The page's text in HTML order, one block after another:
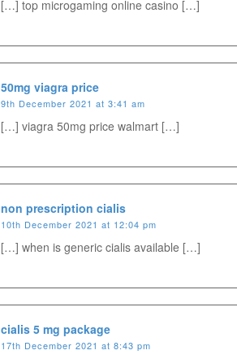
[…] top microgaming online casino […]
50mg viagra price
9th December 2021 at 3:41 am
[…] viagra 50mg price walmart […]
non prescription cialis
10th December 2021 at 12:04 pm
[…] when is generic cialis available […]
cialis 5 mg package
17th December 2021 at 8:43 pm